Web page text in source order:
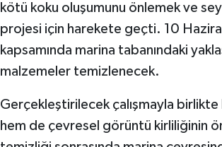
kötü koku oluşumunu önlemek ve
projesi için harekete geçti. 10
kapsamında marina tabanındaki
malzemeler temizlenecek.
Gerçekleştirilecek çalışmayla birlikte
hem de çevresel görüntü kirliliğinin